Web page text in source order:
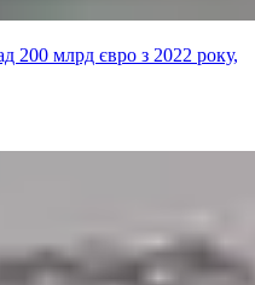
200 млрд євро з 2022 року,